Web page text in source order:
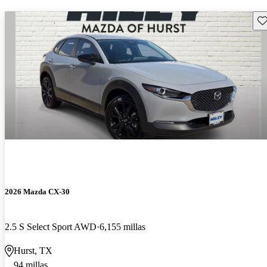
2026 Mazda CX-30
2.5 S Select Sport AWD 6,155 millas
Hurst, TX